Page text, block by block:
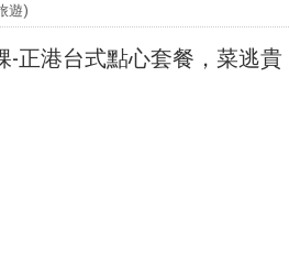
遊)
正港台式點心套餐，菜逃貴